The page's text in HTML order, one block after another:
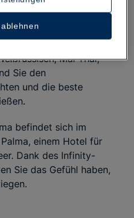
Detox-Smoothie
Grünkohl enthält.
Mai Thai,
Sie den
und die beste
befindet sich im
einem Hotel für
Dank des Infinity-
Sie das Gefühl haben,